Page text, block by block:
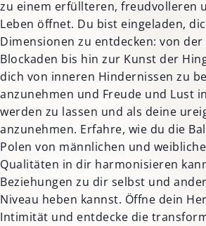
zu einem erfüllteren, freudvolleren
Leben öffnet. Du bist eingeladen,
Dimensionen zu entdecken: von
Blockaden bis hin zur Kunst der
dich von inneren Hindernissen zu
anzunehmen und Freude und Lust
werden zu lassen und als deine
anzunehmen. Erfahre, wie du die
Polen von männlichen und
Qualitäten in dir harmonisieren
Beziehungen zu dir selbst und
Niveau heben kannst. Öffne dein
Intimität und entdecke die